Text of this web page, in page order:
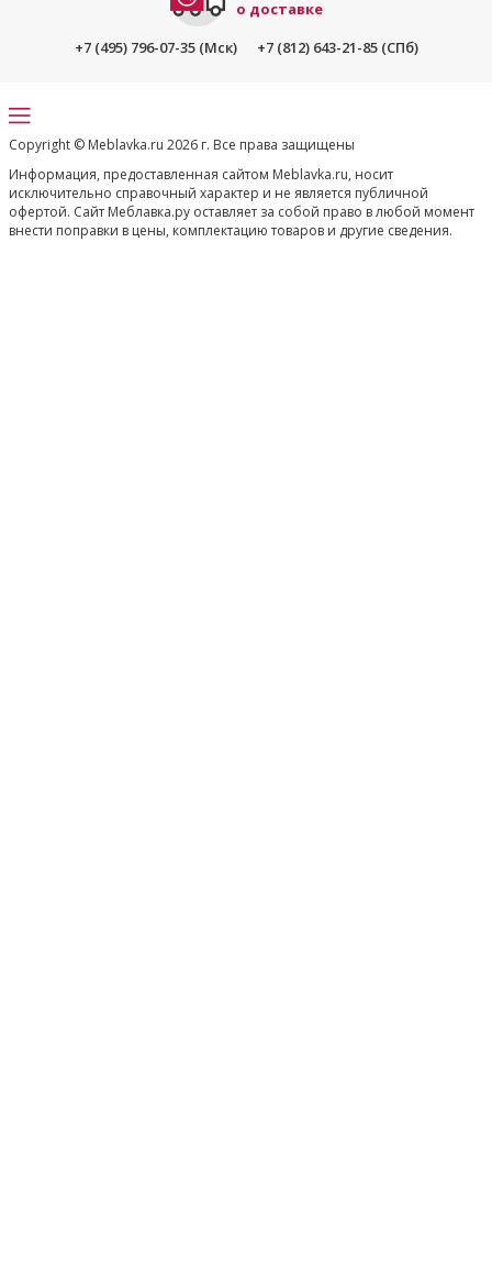
о доставке
+7 (495) 796-07-35 (Мск)
+7 (812) 643-21-85 (СПб)
Copyright © Meblavka.ru 2026 г. Все права защищены
Информация, предоставленная сайтом Meblavka.ru, носит
исключительно справочный характер и не является публичной
офертой. Сайт Меблавка.ру оставляет за собой право в любой момент
внести поправки в цены, комплектацию товаров и другие сведения.